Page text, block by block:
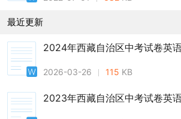
最近更新
2024年西藏自治区中考试卷英语
2026-03-26 115 KB
2023年西藏自治区中考试卷英语